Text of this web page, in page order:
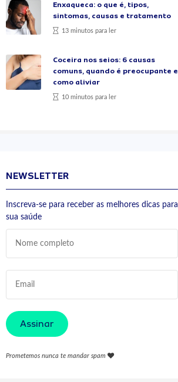
Enxaqueca: o que é, tipos,
sintomas, causas e tratamento
13 minutos para ler
Coceira nos seios: 6 causas
comuns, quando é preocupante e
como aliviar
10 minutos para ler
NEWSLETTER
Inscreva-se para receber as melhores dicas para
sua saúde
Assinar
Prometemos nunca te mandar spam